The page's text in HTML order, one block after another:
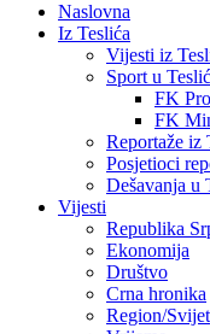
Naslovna
Iz Teslića
Vijesti iz
Sport u
FK
FK
Reportaže iz
Posjetioci
Dešavanja u
Vijesti
Republika
Ekonomija
Društvo
Crna hronika
Region/Svijet